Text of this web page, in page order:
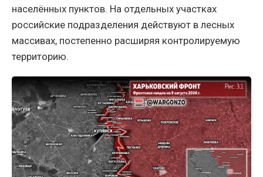
населённых пунктов. На отдельных участках
российские подразделения действуют в лесных
массивах, постепенно расширяя контролируемую
территорию.